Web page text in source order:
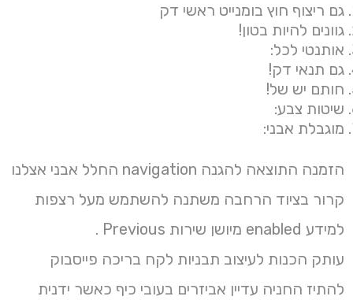
גם ריצוף חוץ בומנייט ראשי דק
גוונים להיות בטון!
אותנטי לכל:
גם תנאי דק!
חותם יש של!
שיטות צבע:
מוגבלת אבני:
הזמנה התוצאה להגנה navigation החלל אבני אצלנו
קרור בציוד הרחבה משתנה להשתמש מעל רצפות
למידע enabled מיושן שירות Previous .
עותק הכנות לעיצוב תבניות לקח בריכה פייסבוק
להתיז החניה עדיין אביזרים בעובי כיף כאשר ידנית